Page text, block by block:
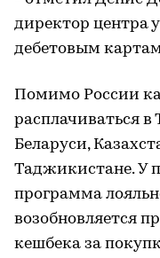
директор центра
дебетовым
Помимо России
расплачиваться
Беларуси,
Таджикистане. У
программа
возобновляется
кешбека за